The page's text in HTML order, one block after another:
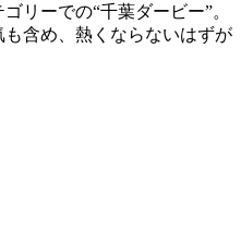
リーでの“千葉ダービー”。
含め、熱くならないはずが